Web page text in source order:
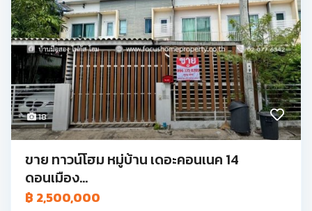
18
ขาย ทาวน์โฮม หมู่บ้าน เดอะคอนเนค 14
ดอนเมือง...
฿ 2,500,000